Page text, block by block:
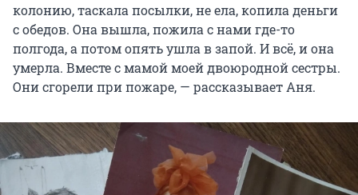
колонию, таскала посылки, не ела, копила деньги
с обедов. Она вышла, пожила с нами где-то
полгода, а потом опять ушла в запой. И всё, и она
умерла. Вместе с мамой моей двоюродной сестры.
Они сгорели при пожаре, — рассказывает Аня.